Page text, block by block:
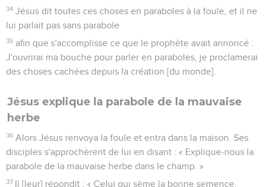
34 Jésus dit toutes ces choses en paraboles à la foule, et il ne
lui parlait pas sans parabole
35 afin que s'accomplisse ce que le prophète avait annoncé :
J'ouvrirai ma bouche pour parler en paraboles, je proclamerai
des choses cachées depuis la création [du monde].
Jésus explique la parabole de la mauvaise
herbe
36 Alors Jésus renvoya la foule et entra dans la maison. Ses
disciples s'approchèrent de lui en disant : « Explique-nous la
parabole de la mauvaise herbe dans le champ. »
37 Il [leur] répondit : « Celui qui sème la bonne semence,